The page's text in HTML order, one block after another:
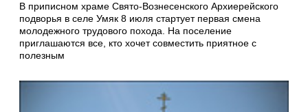
В приписном храме Свято-Вознесенского Архиерейского
подворья в селе Умяк 8 июля стартует первая смена
молодежного трудового похода. На поселение
приглашаются все, кто хочет совместить приятное с
полезным